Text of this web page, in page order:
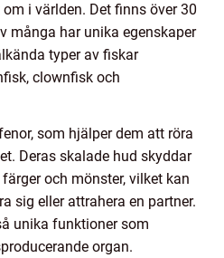
i världen. Det finns över 30
många har unika egenskaper
typer av fiskar
clownfisk och
som hjälper dem att röra
Deras skalade hud skyddar
och mönster, vilket kan
sig eller attrahera en partner.
unika funktioner som
organ.